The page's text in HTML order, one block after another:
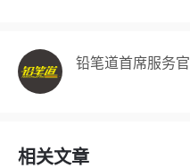
铅笔道首席服务官
相关文章